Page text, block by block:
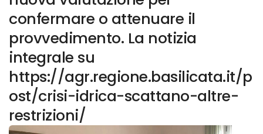
confermare o attenuare il
provvedimento. La notizia
integrale su
https://agr.regione.basilicata.it/p
ost/crisi-idrica-scattano-altre-
restrizioni/